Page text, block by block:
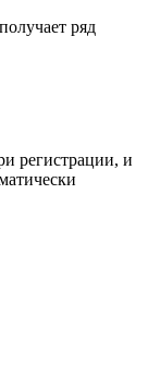
ряд
регистрации, и